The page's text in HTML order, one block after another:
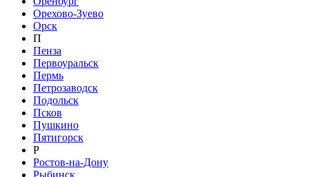
Орехово-Зуево
Орск
П
Пенза
Первоуральск
Пермь
Петрозаводск
Подольск
Псков
Пушкино
Пятигорск
Р
Ростов-на-Дону
Рыбинск